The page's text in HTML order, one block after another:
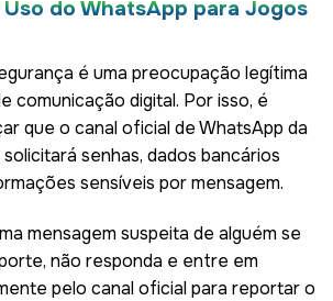
do WhatsApp para Jogos
é uma preocupação legítima
comunicação digital. Por isso, é
que o canal oficial de WhatsApp da
senhas, dados bancários
sensíveis por mensagem.
mensagem suspeita de alguém se
não responda e entre em
pelo canal oficial para reportar o